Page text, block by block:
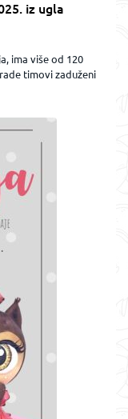
iz ugla
ima više od 120
timovi zaduženi